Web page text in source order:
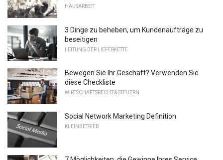
HAUSARBEIT
3 Dinge zu beheben, um Kundenaufträge zu
beseitigen
LEITUNG DER LIEFERKETTE
Bewegen Sie Ihr Geschäft? Verwenden Sie
diese Checkliste
WIRTSCHAFTSRECHT & STEUERN
Social Network Marketing Definition
KLEINBETRIEB